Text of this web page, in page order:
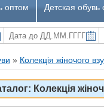
оптом Детская обувь
» Колекція жіночого
Колекція